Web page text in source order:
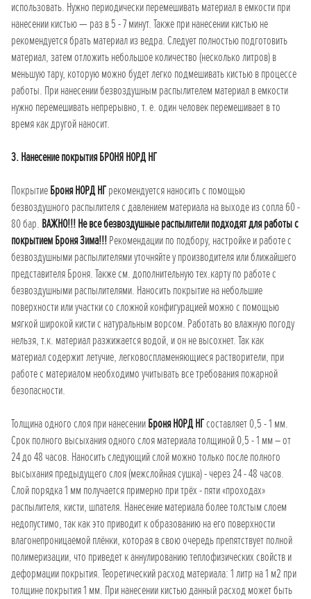
использовать. Нужно периодически перемешивать материал в емкости при
нанесении кистью — раз в 5 - 7 минут. Также при нанесении кистью не
рекомендуется брать материал из ведра. Следует полностью подготовить
материал, затем отложить небольшое количество (несколько литров) в
меньшую тару, которую можно будет легко подмешивать кистью в процессе
работы. При нанесении безвоздушным распылителем материал в емкости
нужно перемешивать непрерывно, т. е. один человек перемешивает в то
время как другой наносит.
3. Нанесение покрытия БРОНЯ НОРД НГ
ПокрытиеБроня НОРД НГрекомендуется наносить с помощью
безвоздушного распылителя с давлением материала на выходе из сопла 60 -
80 бар. ВАЖНО!!! Не все безвоздушные распылители подходят для работы с
покрытием Броня Зима!!!Рекомендации по подбору, настройке и работе с
безвоздушными распылителями уточняйте у производителя или ближайшего
представителя Броня. Также см. дополнительную тех.карту по работе с
безвоздушными распылителями. Наносить покрытие на небольшие
поверхности или участки со сложной конфигурацией можно с помощью
мягкой широкой кисти с натуральным ворсом. Работать во влажную погоду
нельзя, т.к. материал разжижается водой, и он не высохнет. Так как
материал содержит летучие, легковоспламеняющиеся растворители, при
работе с материалом необходимо учитывать все требования пожарной
безопасности.
Толщина одного слоя при нанесенииБроня НОРД НГсоставляет 0,5 - 1 мм.
Срок полного высыхания одного слоя материала толщиной 0,5 - 1 мм – от
24 до 48 часов. Наносить следующий слой можно только после полного
высыхания предыдущего слоя (межслойная сушка) - через 24 - 48 часов.
Слой порядка 1 мм получается примерно при трёх - пяти «проходах»
распылителя, кисти, шпателя. Нанесение материала более толстым слоем
недопустимо, так как это приводит к образованию на его поверхности
влагонепроницаемой плёнки, которая в свою очередь препятствует полной
полимеризации, что приведет к аннулированию теплофизических свойств и
деформации покрытия. Теоретический расход материала: 1 литр на 1 м2 при
толщине покрытия 1 мм. При нанесении кистью данный расход может быть